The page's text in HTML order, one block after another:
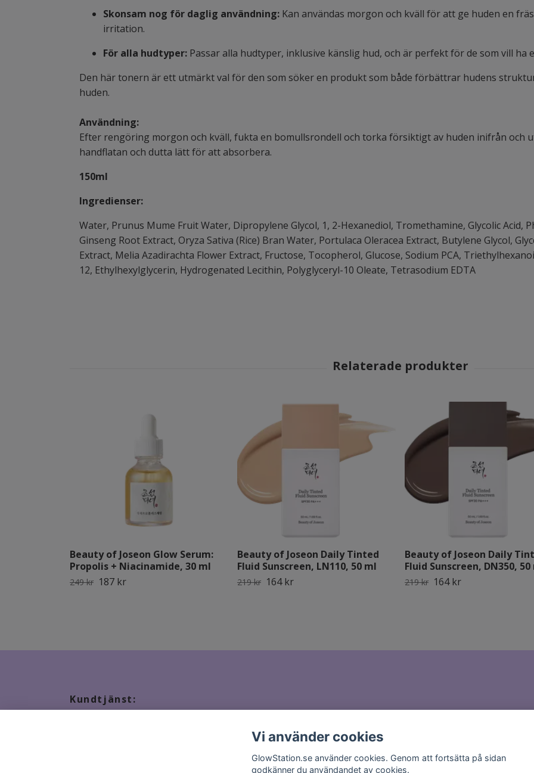
Skonsam nog för daglig användning: Kan användas morgon och kväll för att ge huden en
irritation.
För alla hudtyper: Passar alla hudtyper, inklusive känslig hud, och är perfekt för de som vill ha
Den här tonern är ett utmärkt val för den som söker en produkt som både förbättrar hudens
huden.
Användning:
Efter rengöring morgon och kväll, fukta en bomullsrondell och torka försiktigt av huden inifrån och
handflatan och dutta lätt för att absorbera.
150ml
Ingredienser:
Water, Prunus Mume Fruit Water, Dipropylene Glycol, 1, 2-Hexanediol, Tromethamine, Glycolic Acid,
Ginseng Root Extract, Oryza Sativa (Rice) Bran Water, Portulaca Oleracea Extract, Butylene Glycol,
Extract, Melia Azadirachta Flower Extract, Fructose, Tocopherol, Glucose, Sodium PCA,
12, Ethylhexylglycerin, Hydrogenated Lecithin, Polyglyceryl-10 Oleate, Tetrasodium EDTA
Beauty of Joseon Glow Serum:
Propolis + Niacinamide, 30 ml
249 kr 187 kr
Beauty of Joseon Daily Tinted
Fluid Sunscreen, LN110, 50 ml
219 kr 164 kr
Beauty of Joseon Daily
Fluid Sunscreen, DN350, 50
219 kr 164 kr
Kundtjänst:
Vi använder cookies
GlowStation.se använder cookies. Genom att fortsätta på sidan
godkänner du användandet av cookies.